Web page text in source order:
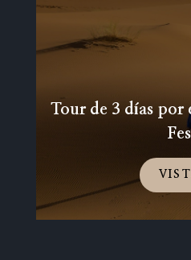
Tour de 3 días por
Fes